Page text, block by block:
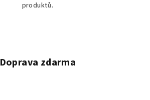
produktů.
Doprava zdarma